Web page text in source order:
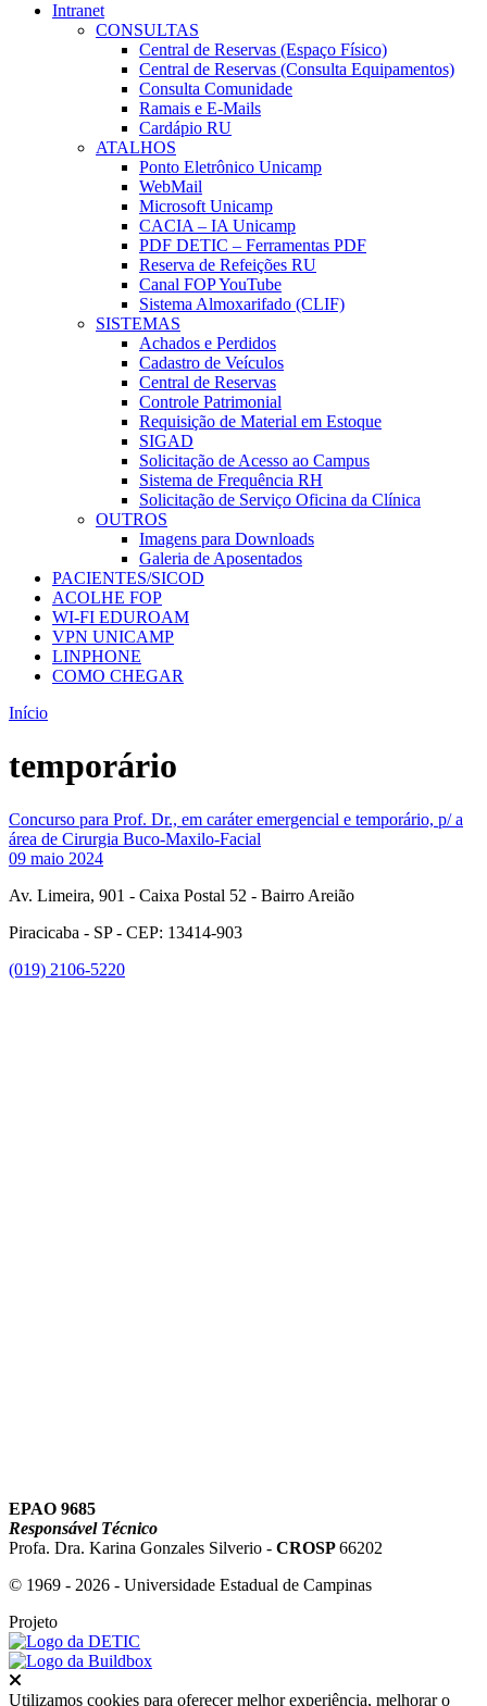
Intranet
CONSULTAS
Central de Reservas (Espaço Físico)
Central de Reservas (Consulta Equipamentos)
Consulta Comunidade
Ramais e E-Mails
Cardápio RU
ATALHOS
Ponto Eletrônico Unicamp
WebMail
Microsoft Unicamp
CACIA – IA Unicamp
PDF DETIC – Ferramentas PDF
Reserva de Refeições RU
Canal FOP YouTube
Sistema Almoxarifado (CLIF)
SISTEMAS
Achados e Perdidos
Cadastro de Veículos
Central de Reservas
Controle Patrimonial
Requisição de Material em Estoque
SIGAD
Solicitação de Acesso ao Campus
Sistema de Frequência RH
Solicitação de Serviço Oficina da Clínica
OUTROS
Imagens para Downloads
Galeria de Aposentados
PACIENTES/SICOD
ACOLHE FOP
WI-FI EDUROAM
VPN UNICAMP
LINPHONE
COMO CHEGAR
Início
temporário
Concurso para Prof. Dr., em caráter emergencial e temporário, p/ a
área de Cirurgia Buco-Maxilo-Facial
09 maio 2024
Av. Limeira, 901 - Caixa Postal 52 - Bairro Areião
Piracicaba - SP - CEP: 13414-903
(019) 2106-5220
EPAO 9685
Responsável Técnico
Profa. Dra. Karina Gonzales Silverio - CROSP66202
© 1969 - 2026 - Universidade Estadual de Campinas
Projeto
Utilizamos cookies para oferecer melhor experiência, melhorar o